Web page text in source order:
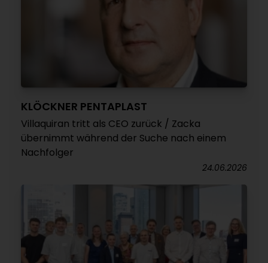
KLÖCKNER PENTAPLAST
Villaquiran tritt als CEO zurück / Zacka
übernimmt während der Suche nach einem
Nachfolger
24.06.2026